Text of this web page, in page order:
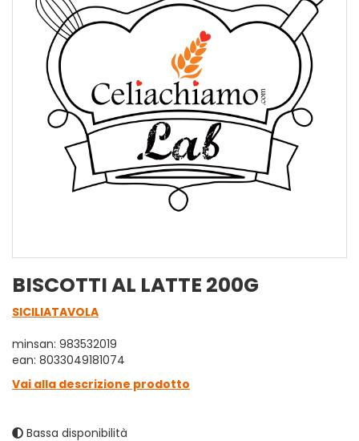
BISCOTTI AL LATTE 200G
SICILIATAVOLA
minsan: 983532019
ean: 8033049181074
Vai alla descrizione prodotto
Bassa disponibilità